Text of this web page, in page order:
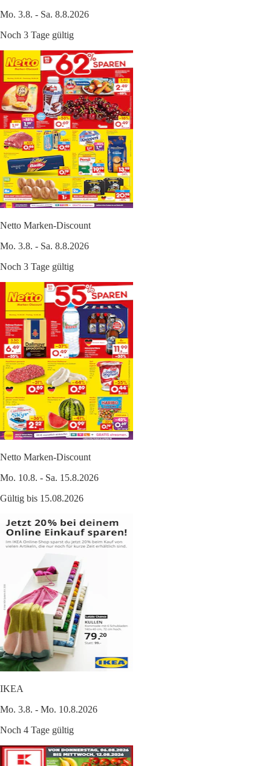
Mo. 3.8. - Sa. 8.8.2026
Noch 3 Tage gültig
Netto Marken-Discount
Mo. 3.8. - Sa. 8.8.2026
Noch 3 Tage gültig
Netto Marken-Discount
Mo. 10.8. - Sa. 15.8.2026
Gültig bis 15.08.2026
IKEA
Mo. 3.8. - Mo. 10.8.2026
Noch 4 Tage gültig